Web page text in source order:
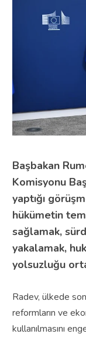
Başbakan
Komisyonu
yaptığı
hükümetin
sağlamak,
yakalamak,
yolsuzluğu
Radev, ülkede
reformların ve
kullanılmasını